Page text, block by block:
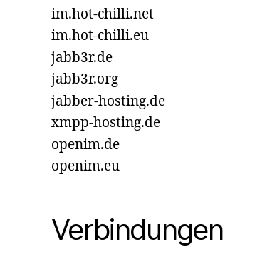
im.hot-chilli.net
im.hot-chilli.eu
jabb3r.de
jabb3r.org
jabber-hosting.de
xmpp-hosting.de
openim.de
openim.eu
Verbindungen